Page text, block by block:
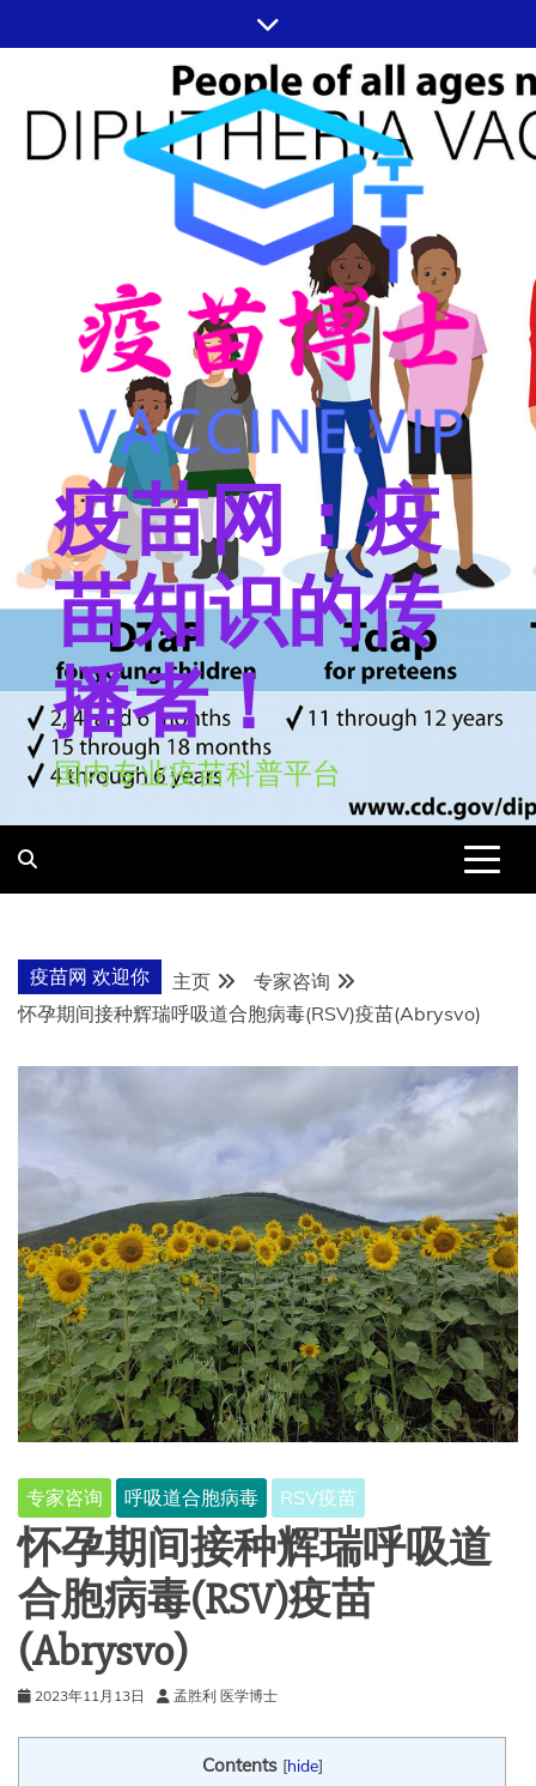
至
疫苗网：疫
苗知识的传
播者！
国内专业疫苗科普平台
疫苗网 欢迎你 主页
专家咨询
怀孕期间接种辉瑞呼吸道合胞病毒(RSV)疫苗(Abrysvo)
专家咨询 呼吸道合胞病毒 RSV疫苗
怀孕期间接种辉瑞呼吸道
合胞病毒(RSV)疫苗
(Abrysvo)
2023年11月13日 孟胜利 医学博士
Contents [hide]